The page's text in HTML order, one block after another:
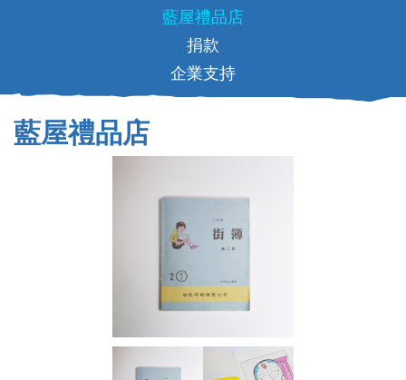
藍屋禮品店
捐款
企業支持
藍屋禮品店